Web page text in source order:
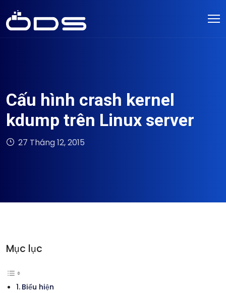
Cấu hình crash kernel
kdump trên Linux server
27 Tháng 12, 2015
Mục lục
Biểu hiện